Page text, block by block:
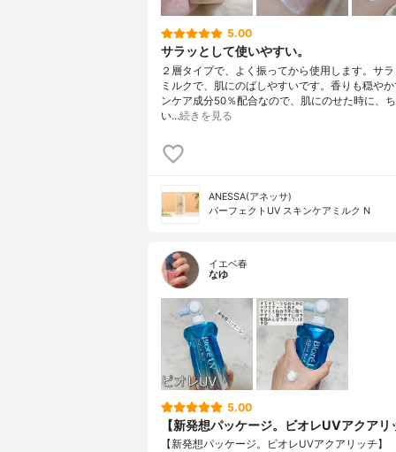
5.00
サラッとして使いやすい。
２層タイプで、よく振ってから使用します。サ
ミルクで、肌にのばしやすいです。香りも穏や
ンケア成分50％配合なので、肌にのせた時に、
い…続きを見る
ANESSA(アネッサ)
パーフェクトUV スキンケアミルク N
イエベ春
なゆ
5.00
【新発想パッケージ。ビオレUVアクアリ
【新発想パッケージ。ビオレUVアクアリッチ】